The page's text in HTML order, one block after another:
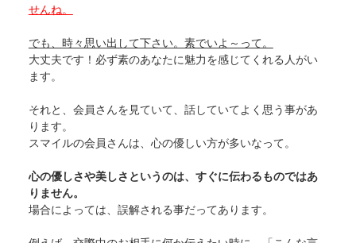
せんね。
でも、時々思い出して下さい。素でいよ～って。
大丈夫です！必ず素のあなたに魅力を感じてくれる人がい
ます。
それと、会員さんを見ていて、話していてよく思う事があ
ります。
スマイルの会員さんは、心の優しい方が多いなって。
心の優しさや美しさというのは、すぐに伝わるものではあ
りません。
場合によっては、誤解される事だってあります。